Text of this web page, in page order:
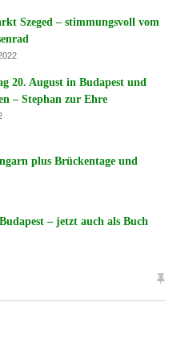
Szeged – stimmungsvoll vom
20. August in Budapest und
– Stephan zur Ehre
plus Brückentage und
– jetzt auch als Buch